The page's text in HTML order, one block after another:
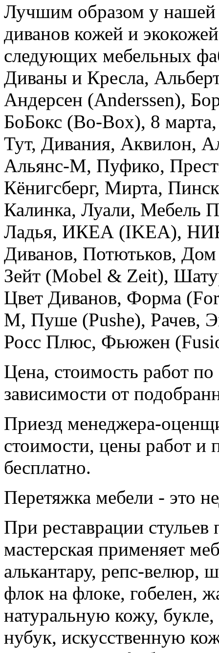
Лучшим образом у
диванов кожей и
следующих мебельных
Диваны и Кресла,
Андерсен (Anderssen),
БоБокс (Bo-Box), 8
Тут, Дивания, Аквилон,
Альянс-М, Пуфико,
Кёнигсберг, Мирта,
Калинка, Луали, Мебель
Ладья, ИКЕА (IKEA),
Диванов, Потютьков,
Зейт (Mobel & Zeit),
Цвет Диванов, Форма
М, Пуше (Pushe), Рачев,
Росс Плюс, Фьюжен
Цена, стоимость работ
зависимости от
Приезд менеджера-
стоимости, цены работ и
бесплатно.
Перетяжка мебели - это
При реставрации
мастерская применяет
алькантару, репс-велюр,
флок на флоке, гобелен,
натуральную кожу,
нубук, искусственную